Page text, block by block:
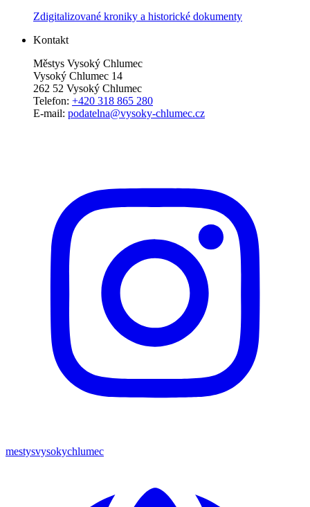
Zdigitalizované kroniky a historické dokumenty
Kontakt
Městys Vysoký Chlumec
Vysoký Chlumec 14
262 52 Vysoký Chlumec
Telefon: +420 318 865 280
E-mail: podatelna@vysoky-chlumec.cz
mestysvysokychlumec